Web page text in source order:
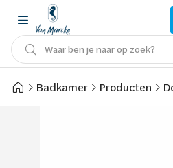
Waar ben je naar op zoek?
Badkamer Producten